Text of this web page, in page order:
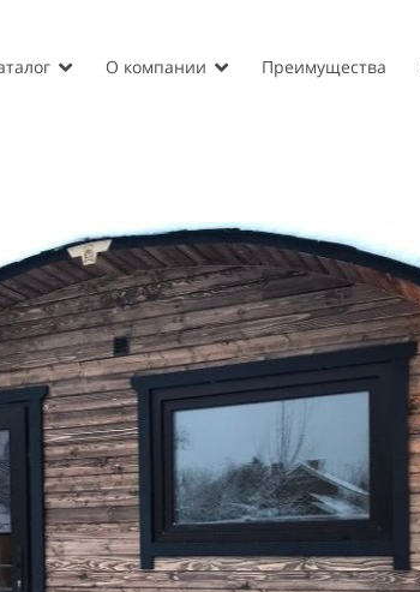
О компании Преимущества